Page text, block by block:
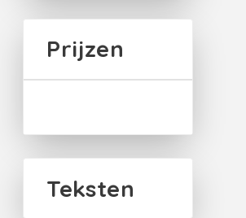
Prijzen
Teksten